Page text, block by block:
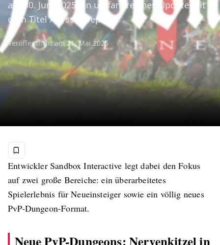
am 30. Juni 2025 ein umfangreiches Update mit
dem Titel Abyssal Depths.
Veröffentlicht am 21. Mai 2025
Entwickler Sandbox Interactive legt dabei den Fokus
auf zwei große Bereiche: ein überarbeitetes
Spielerlebnis für Neueinsteiger sowie ein völlig neues
PvP-Dungeon-Format.